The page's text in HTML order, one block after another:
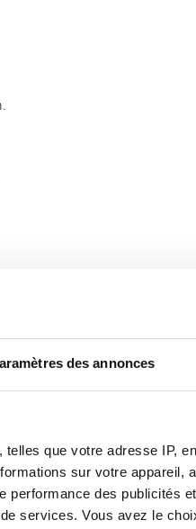
des annonces
que votre adresse IP,
sur votre appareil,
des publicités
services. Vous avez le